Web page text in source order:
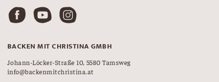
BACKEN MIT CHRISTINA GMBH
Johann-Löcker-Straße 10, 5580 Tamsweg
info@backenmitchristina.at